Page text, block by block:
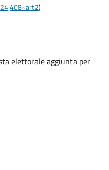
)
elettorale aggiunta per